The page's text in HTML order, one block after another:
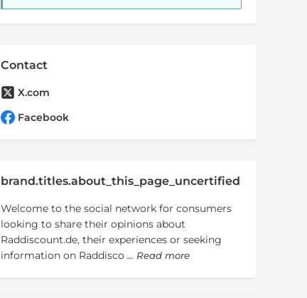
Contact
X.com
Facebook
brand.titles.about_this_page_uncertified
Welcome to the social network for consumers
looking to share their opinions about
Raddiscount.de, their experiences or seeking
information on Raddisco ... Read more